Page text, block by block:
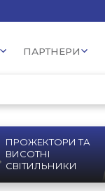
ПАРТНЕРИ
ПРОЖЕКТОРИ ТА
ВИСОТНІ
СВІТИЛЬНИКИ